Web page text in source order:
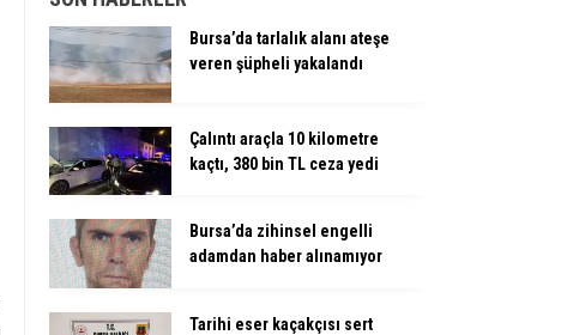
Bursa’da tarlalık alanı ateşe
veren şüpheli yakalandı
Çalıntı araçla 10 kilometre
kaçtı, 380 bin TL ceza yedi
Bursa’da zihinsel engelli
adamdan haber alınamıyor
Tarihi eser kaçakçısı sert